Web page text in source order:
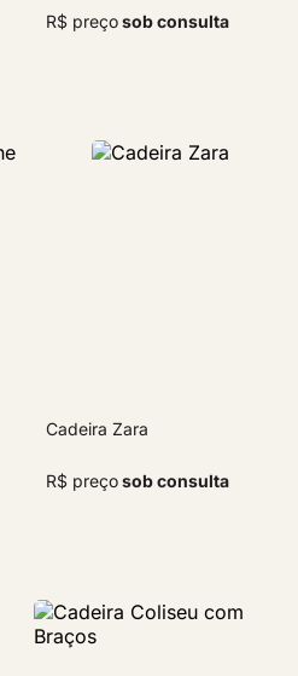
R$ preçosob consulta
Cadeira Zara
R$ preçosob consulta